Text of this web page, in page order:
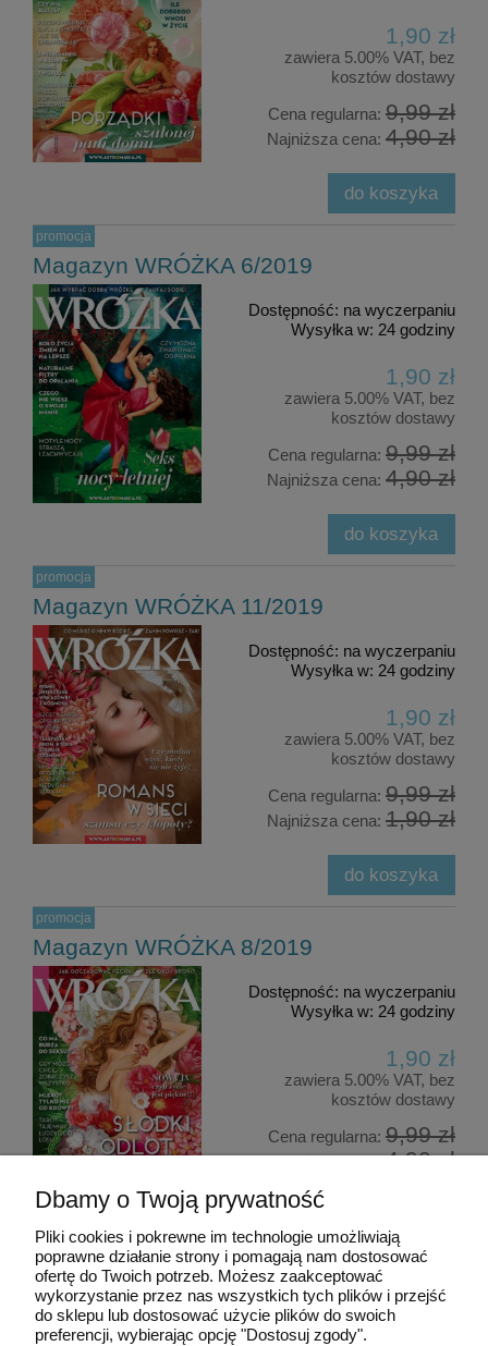
1,90 zł
zawiera 5.00% VAT, bez
kosztów dostawy
Cena regularna: 9,99 zł
Najniższa cena: 4,90 zł
do koszyka
Magazyn WRÓŻKA 6/2019
Dostępność: na wyczerpaniu
Wysyłka w: 24 godziny
1,90 zł
zawiera 5.00% VAT, bez
kosztów dostawy
Cena regularna: 9,99 zł
Najniższa cena: 4,90 zł
do koszyka
promocja
Magazyn WRÓŻKA 11/2019
Dostępność: na wyczerpaniu
Wysyłka w: 24 godziny
1,90 zł
zawiera 5.00% VAT, bez
kosztów dostawy
Cena regularna: 9,99 zł
Najniższa cena: 1,90 zł
do koszyka
promocja
Magazyn WRÓŻKA 8/2019
Dostępność: na wyczerpaniu
Wysyłka w: 24 godziny
1,90 zł
zawiera 5.00% VAT, bez
kosztów dostawy
Cena regularna: 9,99 zł
Najniższa cena:4,90 zł
promocja
Moje konto
Dbamy o Twoją prywatność
Pliki cookies i pokrewne im technologie umożliwiają
poprawne działanie strony i pomagają nam dostosować
ofertę do Twoich potrzeb. Możesz zaakceptować
wykorzystanie przez nas wszystkich tych plików i przejść
do sklepu lub dostosować użycie plików do swoich
preferencji, wybierając opcję "Dostosuj zgody".